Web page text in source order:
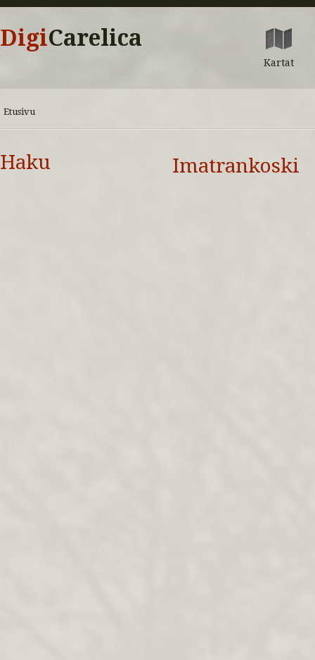
DigiCarelica
Kartat
Etusivu
Haku Imatrankoski